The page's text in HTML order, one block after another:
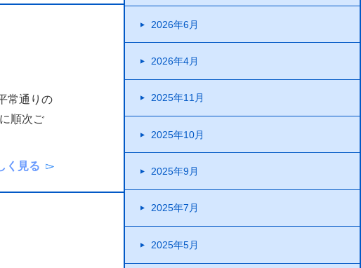
常通りの
順次ご
く見る
2026年6月
2026年4月
2025年11月
2025年10月
2025年9月
2025年7月
2025年5月